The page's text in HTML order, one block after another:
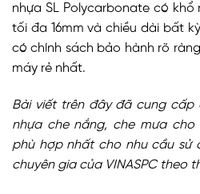
nhựa SL Polycarbonate có
tối đa 16mm và chiều dài bất
có chính sách bảo hành rõ
máy rẻ nhất.
Bài viết trên đây đã cung
nhựa che nắng, che mưa
phù hợp nhất cho nhu cầu sử
chuyên gia của VINASPC theo